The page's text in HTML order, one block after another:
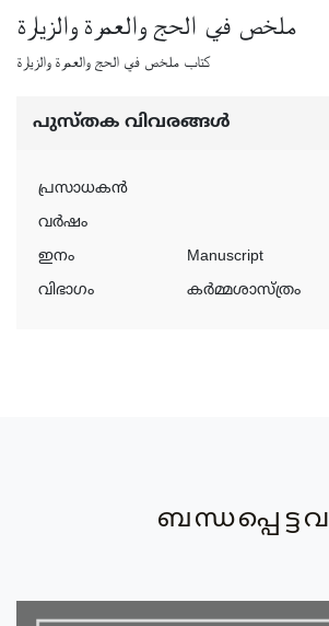
ملخص في الحج والعمرة والزيارة
كتاب ملخص في الحج والعمرة والزيارة
പുസ്‌തക വിവരങ്ങള്‍
പ്രസാധകന്‍
വര്‍ഷം
ഇനം
Manuscript
വിഭാഗം
കർമ്മശാസ്ത്രം
ബന്ധപ്പെട്ടവ